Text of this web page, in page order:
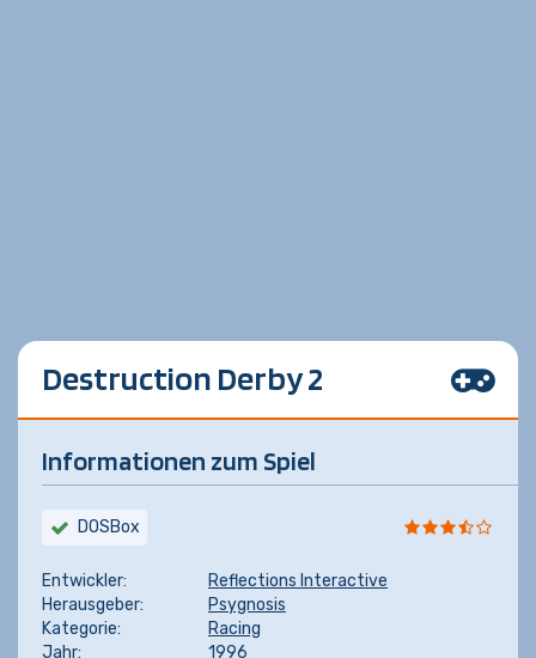
Destruction Derby 2
Informationen zum Spiel
DOSBox
Entwickler:
Reflections Interactive
Herausgeber:
Psygnosis
Kategorie:
Racing
Jahr:
1996